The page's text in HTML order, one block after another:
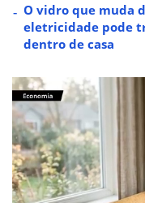
O vidro que muda
eletricidade pode
dentro de casa